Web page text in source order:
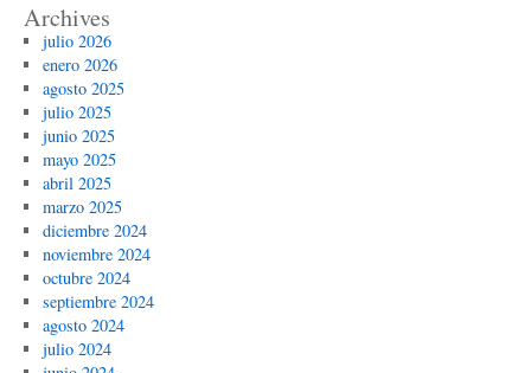
Archives
julio 2026
enero 2026
agosto 2025
julio 2025
junio 2025
mayo 2025
abril 2025
marzo 2025
diciembre 2024
noviembre 2024
octubre 2024
septiembre 2024
agosto 2024
julio 2024